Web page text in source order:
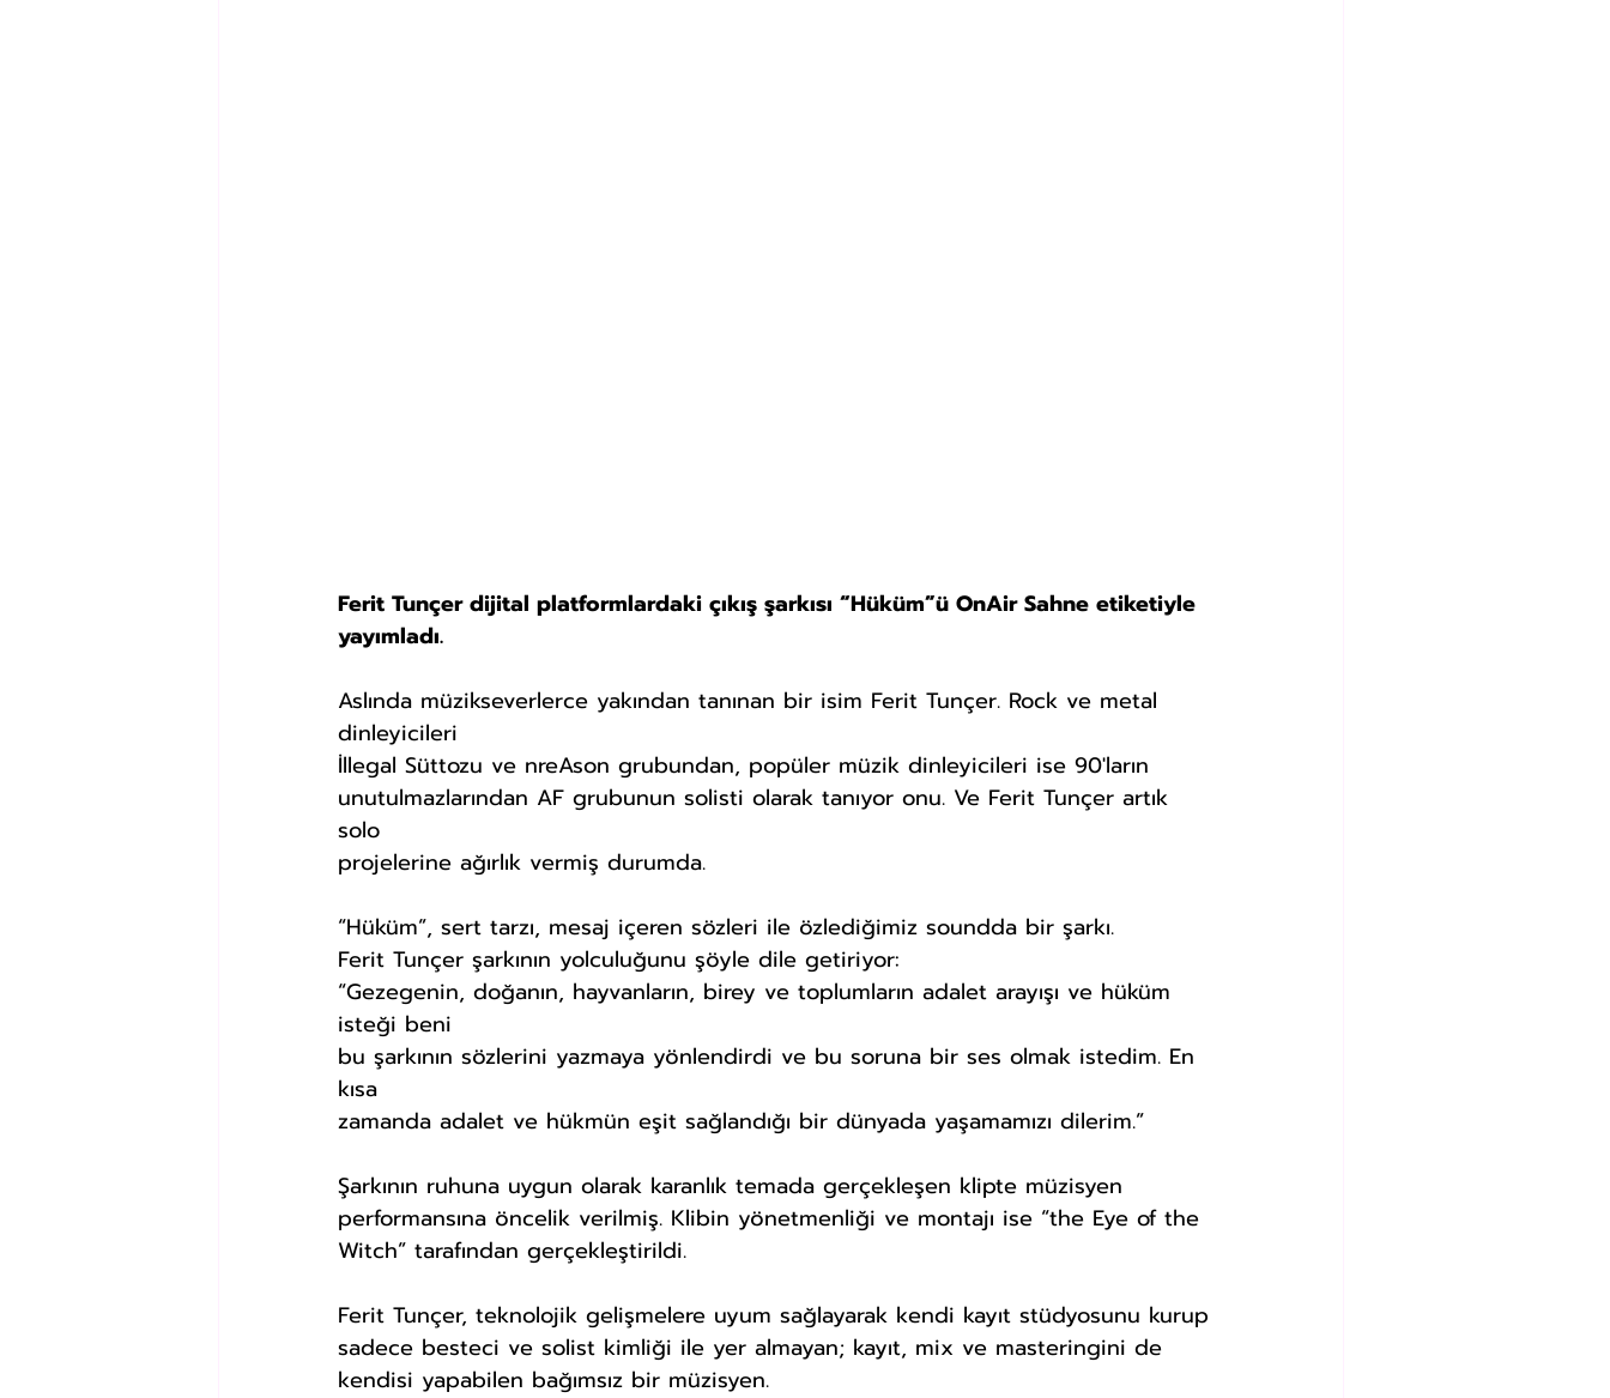
Ferit Tunçer dijital platformlardaki çıkış şarkısı “Hüküm”ü OnAir Sahne etiketiyle
yayımladı.
Aslında müzikseverlerce yakından tanınan bir isim Ferit Tunçer. Rock ve metal
dinleyicileri
İllegal Süttozu ve nreAson grubundan, popüler müzik dinleyicileri ise 90'ların
unutulmazlarından AF grubunun solisti olarak tanıyor onu. Ve Ferit Tunçer artık
solo
projelerine ağırlık vermiş durumda.
“Hüküm”, sert tarzı, mesaj içeren sözleri ile özlediğimiz soundda bir şarkı.
Ferit Tunçer şarkının yolculuğunu şöyle dile getiriyor:
“Gezegenin, doğanın, hayvanların, birey ve toplumların adalet arayışı ve hüküm
isteği beni
bu şarkının sözlerini yazmaya yönlendirdi ve bu soruna bir ses olmak istedim. En
kısa
zamanda adalet ve hükmün eşit sağlandığı bir dünyada yaşamamızı dilerim.”
Şarkının ruhuna uygun olarak karanlık temada gerçekleşen klipte müzisyen
performansına öncelik verilmiş. Klibin yönetmenliği ve montajı ise “the Eye of the
Witch” tarafından gerçekleştirildi.
Ferit Tunçer, teknolojik gelişmelere uyum sağlayarak kendi kayıt stüdyosunu kurup
sadece besteci ve solist kimliği ile yer almayan; kayıt, mix ve masteringini de
kendisi yapabilen bağımsız bir müzisyen.